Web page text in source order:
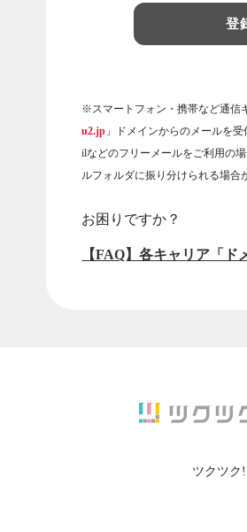
登
※スマートフォン・携帯など通信
u2.jp 」ドメインからのメールを
ilなどのフリーメールをご利用の
ルフォルダに振り分けられる場合
お困りですか？
【FAQ】各キャリア「
ツクツク